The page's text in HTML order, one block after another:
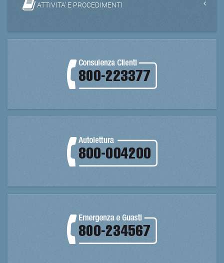
ATTIVITA' E PROCEDIMENTI